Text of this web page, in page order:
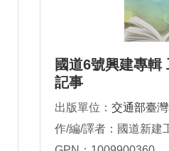
國道6號興建專輯
記事
出版單位： 交通部臺
作/編/譯者：國道新建